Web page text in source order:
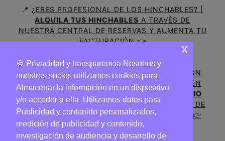
📍 ¿ERES PROFESIONAL DE LOS HINCHABLES? |
ALQUILA TUS HINCHABLES A TRAVÉS DE
NUESTRA CENTRAL DE RESERVAS Y AUMENTA TU
FACTURACIÓN 👉
📍¿TIENES UN NEGOCIO DE HOSTELERIA CON
HINCHABLES Y QUIERES APARECER GRATIS EN
PROMOCIONA TU NEGOCIO
CON EL SERVICIO DE HINCHABLESA TRAVÉS DE
NUESTRO MAPA Y AUMENTA TUS CLIENTES 👉
🍪 Privacidad y transparencia Nosotros y
nuestros socios utilizamos cookies para
Almacenar la información en un dispositivo
y/o acceder a ella .Utilizamos datos para
Publicidad y contenido personalizados,
medición de publicidad y contenido,
investigación de audiencia y desarrollo de
x